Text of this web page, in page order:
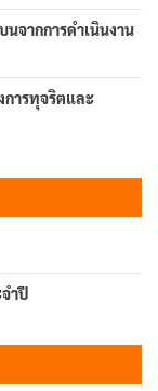
นจากการดำเนินงาน
การทุจริตและ
ำปี